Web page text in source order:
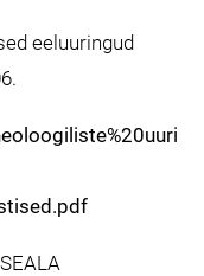
eeluuringud